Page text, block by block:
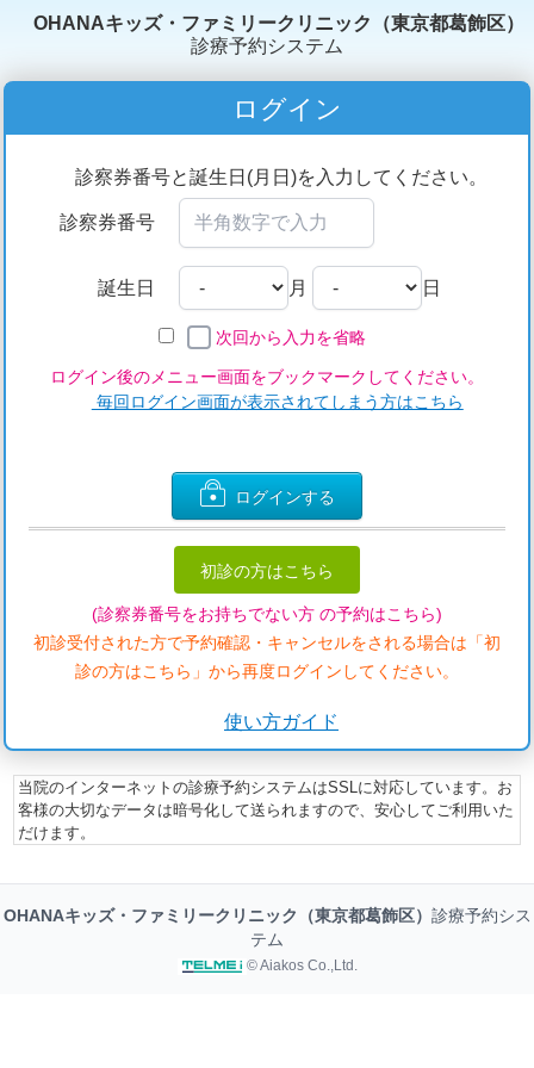
OHANAキッズ・ファミリークリニック（東京都葛飾区）
診療予約システム
ログイン
診察券番号と誕生日(月日)を入力してください。
診察券番号
誕生日 月 日
次回から入力を省略
ログイン後のメニュー画面をブックマークしてください。
毎回ログイン画面が表示されてしまう方はこちら
ログインする
初診の方はこちら
(診察券番号をお持ちでない方 の予約はこちら)
初診受付された方で予約確認・キャンセルをされる場合は「初
診の方はこちら」から再度ログインしてください。
使い方ガイド
当院のインターネットの診療予約システムはSSLに対応しています。お
客様の大切なデータは暗号化して送られますので、安心してご利用いた
だけます。
OHANAキッズ・ファミリークリニック（東京都葛飾区） 診療予約シス
テム
© Aiakos Co.,Ltd.